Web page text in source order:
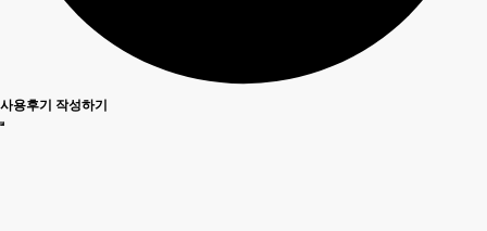
사용후기 작성하기